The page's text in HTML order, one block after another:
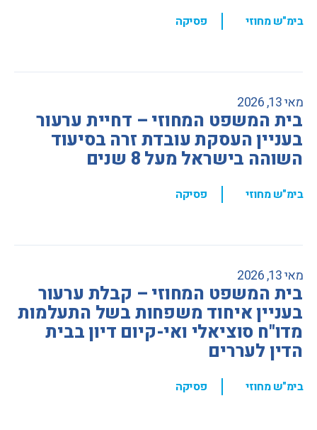
בימ"ש מחוזי , פסיקה
מאי 13, 2026
בית המשפט המחוזי – דחיית ערעור
בעניין העסקת עובדת זרה בסיעוד
השוהה בישראל מעל 8 שנים
בימ"ש מחוזי , פסיקה
מאי 13, 2026
בית המשפט המחוזי – קבלת ערעור
בעניין איחוד משפחות בשל התעלמות
מדו"ח סוציאלי ואי-קיום דיון בבית
הדין לעררים
בימ"ש מחוזי , פסיקה